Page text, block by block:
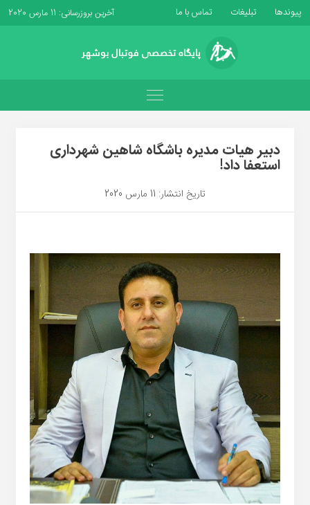
پیوندها تبلیغات تماس با ما آخرین بروزرسانی: 11 مارس 2020
دبیر هیات مدیره باشگاه شاهین شهرداری
استعفا داد!
تاریخ انتشار: 11 مارس 2020